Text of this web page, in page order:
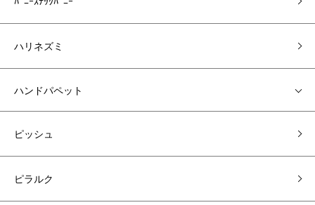
ハリネズミ
ハンドパペット
ピッシュ
ピラルク